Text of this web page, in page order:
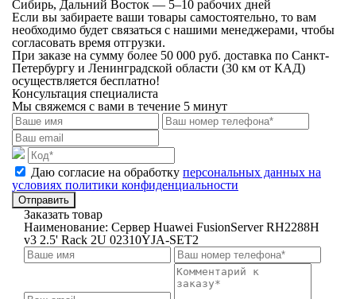
Сибирь, Дальний Восток — 5–10 рабочих дней
Если вы забираете ваши товары самостоятельно, то вам
необходимо будет связаться с нашими менеджерами, чтобы
согласовать время отгрузки.
При заказе на сумму более 50 000 руб. доставка по Санкт-
Петербургу и Ленинградской области (30 км от КАД)
осуществляется бесплатно!
Консультация специалиста
Мы свяжемся с вами в течение 5 минут
Даю согласие на обработку персональных данных на
условиях политики конфиденциальности
Отправить
Заказать товар
Наименование: Сервер Huawei FusionServer RH2288H
v3 2.5' Rack 2U 02310YJA-SET2